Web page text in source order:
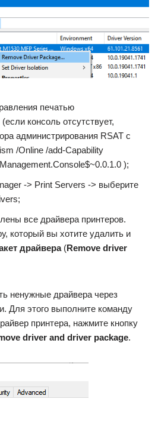
печатью
консоль отсутствует,
администрирования RSAT с
/Online /add-Capability
);
-> Print Servers -> выберите
все драйвера принтеров.
который вы хотите удалить и
драйвера(Remove driver
ненужные драйвера через
Для этого выполните команду
принтера, нажмите кнопку
driver and driver package.